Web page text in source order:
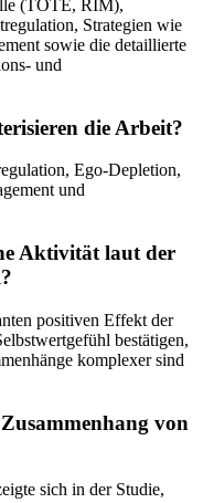
(TOTE, RIM),
Strategien wie
sowie die detaillierte
und
die Arbeit?
Ego-Depletion,
und
Aktivität laut der
positiven Effekt der
bestätigen,
komplexer sind
von
sich in der Studie,